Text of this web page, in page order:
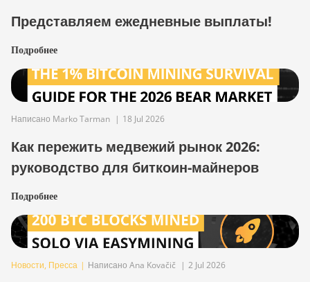
Представляем ежедневные выплаты!
Подробнее
Написано Marko Tarman | 18 Jul 2026
Как пережить медвежий рынок 2026:
руководство для биткоин-майнеров
Подробнее
Новости, Пресса | Написано Ana Kovačič | 2 Jul 2026